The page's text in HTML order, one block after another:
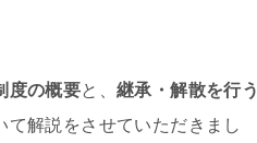
度の概要と、継承・解散を行う
て解説をさせていただきまし